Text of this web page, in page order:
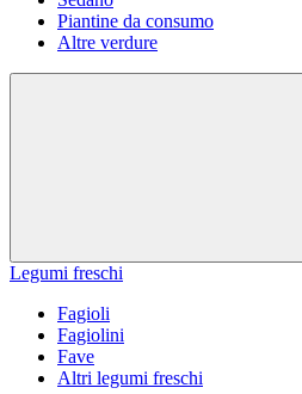
Piantine da consumo
Altre verdure
Legumi freschi
Fagioli
Fagiolini
Fave
Altri legumi freschi